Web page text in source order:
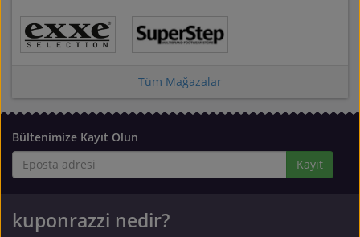
Tüm Mağazalar
Bültenimize Kayıt Olun
Kayıt
kuponrazzi nedir?